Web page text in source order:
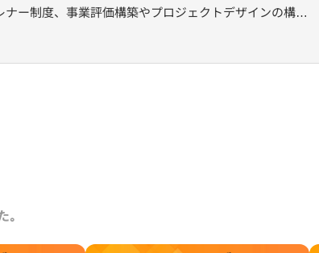
ー制度、事業評価構築やプロジェクトデザインの構築
ービス経営大学院 専任教員
｡